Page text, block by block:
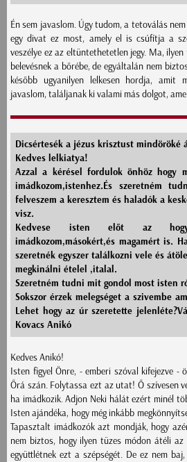
Én sem javaslom. Úgy tudom, a tetoválás
egy divat ez most, amely el is csúfítja a
veszélye ez az eltüntethetetlen jegy. Ma,
belevésnek a bőrébe, de egyáltalán nem
később ugyanilyen lelkesen hordja, amit
javaslom, találjanak ki valami más dolgot,
Dicsértesék a jézus krisztust mindöröké
Kedves lelkiatya!
Azzal a kérésel fordulok önhöz hogy
imádkozom,istenhez.És szeretném
felveszem a keresztem és haladók a
visz.
Kedvese isten előt az hogy
imádkozom,másokért,és magamért is.
szeretnék egyszer találkozni vele és
megkinálni ételel ,italal.
Szeretném tudni mit gondol most isten
Sokszor érzek melegséget a szivembe
Lehet hogy az úr szeretette
Kovacs Anikó
Kedves Anikó!
Isten figyel Önre, - emberi szóval kifejezve -
Őrá szán. Folytassa ezt az utat! Ő szívesen
ha imádkozik. Adjon Neki hálát ezért minél
Isten ajándéka, hogy még inkább
Tapasztalt imádkozók azt mondják, hogy
nem biztos, hogy ilyen tüzes módon átéli
együttlétnek ezt a szépségét. De ez nem